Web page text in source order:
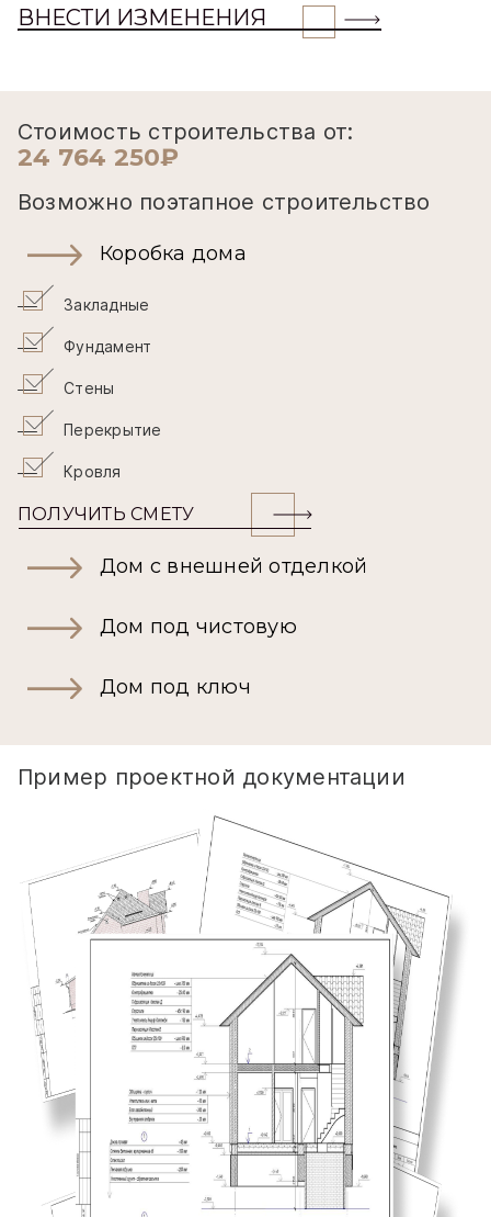
ВНЕСТИ ИЗМЕНЕНИЯ
Стоимость строительства от:
24 764 250₽
Возможно поэтапное строительство
Коробка дома
Закладные
Фундамент
Стены
Перекрытие
Кровля
ПОЛУЧИТЬ СМЕТУ
Дом с внешней отделкой
Дом под чистовую
Дом под ключ
Пример проектной документации